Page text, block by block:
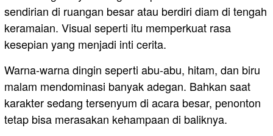
sendirian di ruangan besar atau berdiri diam di tengah
keramaian. Visual seperti itu memperkuat rasa
kesepian yang menjadi inti cerita.
Warna-warna dingin seperti abu-abu, hitam, dan biru
malam mendominasi banyak adegan. Bahkan saat
karakter sedang tersenyum di acara besar, penonton
tetap bisa merasakan kehampaan di baliknya.